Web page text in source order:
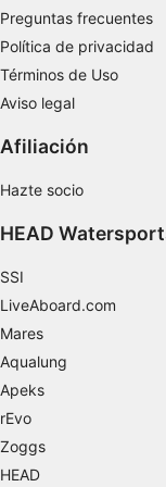
Preguntas frecuentes
Política de privacidad
Términos de Uso
Aviso legal
Afiliación
Hazte socio
HEAD
SSI
LiveAboard.com
Mares
Aqualung
Apeks
rEvo
Zoggs
HEAD
Uso de datos
seleccionar el
Características
Utilizar datos de
precisa
Identificar los
De rendimiento
Funcionales